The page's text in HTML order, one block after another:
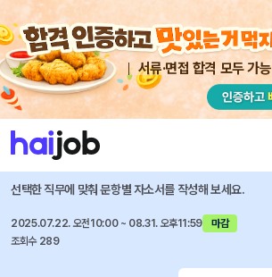
서류·면접 합격 모두 가능
채용공고 자소서 자유항목 자소서 내 작성목록
포항공과대학교 즐겨찾기
포항공과대학교 변리사 및 회계사 채용
선택한 직무에 맞춰 문항별 자소서를 작성해 보세요.
2025.07.22. 오전10:00 ~ 08.31. 오후11:59
마감
조회수 289